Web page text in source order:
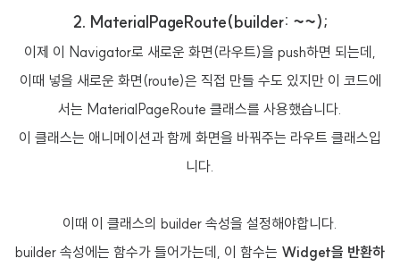
2. MaterialPageRoute(builder: ~~);
이제 이 Navigator로 새로운 화면(라우트)을 push하면 되는데,
이때 넣을 새로운 화면(route)은 직접 만들 수도 있지만 이 코드에
서는 MaterialPageRoute 클래스를 사용했습니다.
이 클래스는 애니메이션과 함께 화면을 바꿔주는 라우트 클래스입
니다.
이때 이 클래스의 builder 속성을 설정해야합니다.
builder 속성에는 함수가 들어가는데, 이 함수는 Widget을 반환하